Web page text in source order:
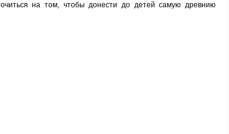
на том, чтобы донести до детей самую древнию